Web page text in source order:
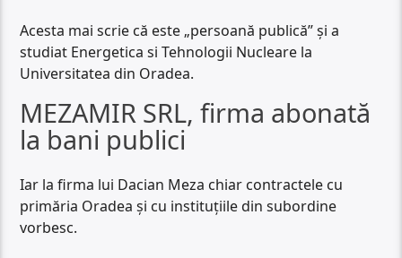
Acesta mai scrie că este „persoană publică” și a
studiat Energetica si Tehnologii Nucleare la
Universitatea din Oradea.
MEZAMIR SRL, firma abonată
la bani publici
Iar la firma lui Dacian Meza chiar contractele cu
primăria Oradea și cu instituțiile din subordine
vorbesc.